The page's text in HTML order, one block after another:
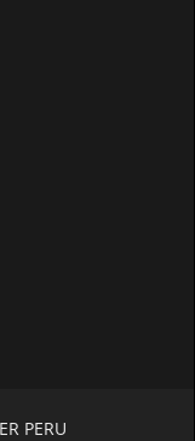
PERU